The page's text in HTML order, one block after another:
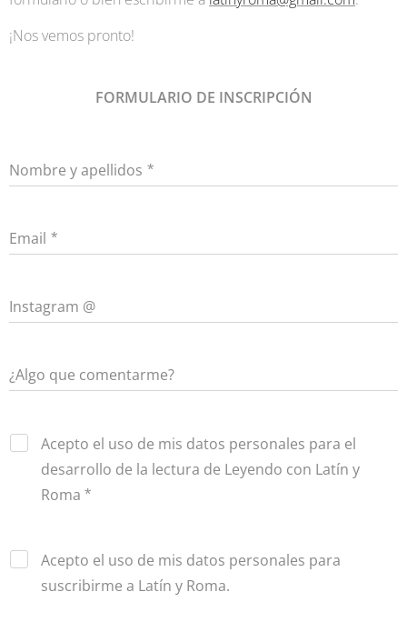
¡Nos vemos pronto!
FORMULARIO DE INSCRIPCIÓN
Nombre y apellidos
Email
Instagram @
¿Algo que comentarme?
Acepto el uso de mis datos personales para el
desarrollo de la lectura de Leyendo con Latín y
Roma
Acepto el uso de mis datos personales para
suscribirme a Latín y Roma.